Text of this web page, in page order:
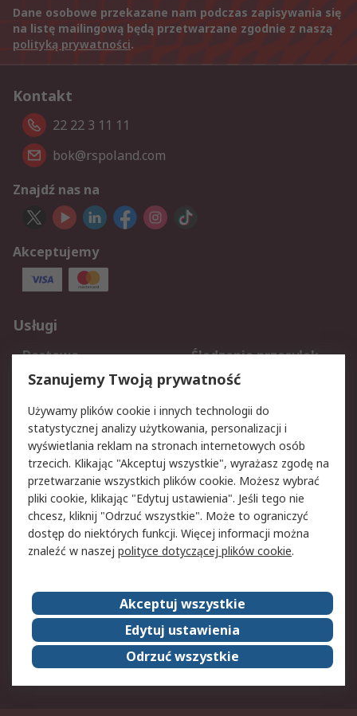
Dane osobowe przekazane nam podczas zapisywania się
na listę mailingową będą przetwarzane zgodnie z naszą
polityką prywatności.
Kontakt
22 22 3 11 11
bok@rspoland.com
Znajdź nas na
Akceptujemy
Usługi
Dostawa
Śledzenie przesyłek
Reklamacje i zwroty
Rejestracja
Aspekty prawne
Bezpieczeństwo e-
maila
Polityka dotycząca
plików cookie
Polityka prywatności
Użytkowanie witryny
Zastrzeżenia prawne
Warunki Sprzedaży
Kontakt
O firmie RS
RS na świecie
Kariera
Nagrody dla RS
ESG
Szanujemy Twoją prywatność
Używamy plików cookie i innych technologii do
statystycznej analizy użytkowania, personalizacji i
wyświetlania reklam na stronach internetowych osób
trzecich. Klikając "Akceptuj wszystkie", wyrażasz zgodę na
przetwarzanie wszystkich plików cookie. Możesz wybrać
pliki cookie, klikając "Edytuj ustawienia". Jeśli tego nie
chcesz, kliknij "Odrzuć wszystkie". Może to ograniczyć
dostęp do niektórych funkcji. Więcej informacji można
znaleźć w naszej polityce dotyczącej plików cookie.
Akceptuj wszystkie
Edytuj ustawienia
Odrzuć wszystkie